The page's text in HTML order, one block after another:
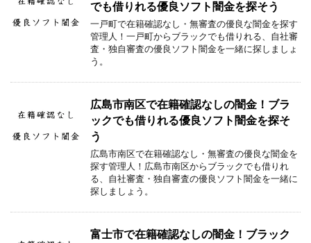
でも借りれる優良ソフト闇金を探そう
一戸町で在籍確認なし・無審査の優良な闇金を探す
管理人！一戸町からブラックでも借りれる、自社審
査・独自審査の優良ソフト闇金を一緒に探しましょ
う。
広島市南区で在籍確認なしの闇金！ブラ
ックでも借りれる優良ソフト闇金を探そ
う
広島市南区で在籍確認なし・無審査の優良な闇金を
探す管理人！広島市南区からブラックでも借りれ
る、自社審査・独自審査の優良ソフト闇金を一緒に
探しましょう。
富士市で在籍確認なしの闇金！ブラック